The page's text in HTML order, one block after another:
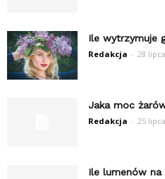
Ile wytrzymuje
Redakcja - 28
Jaka moc
Redakcja - 25
Ile lumenów na